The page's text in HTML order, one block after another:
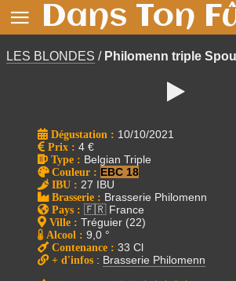
 Dans Ton
LES BLONDES / Philomenn triple

Dégustation : 10/10/2021
Prix : 4 €
Type : Belgian Triple
Couleur : EBC 18
IBU : 27 IBU
Brasserie : Brasserie Philomenn
Pays : 🇫🇷 France
Ville : Tréguier (22)
Alcool : 9,0 °
Contenance : 33 Cl
+ d'infos : Brasserie Philomenn